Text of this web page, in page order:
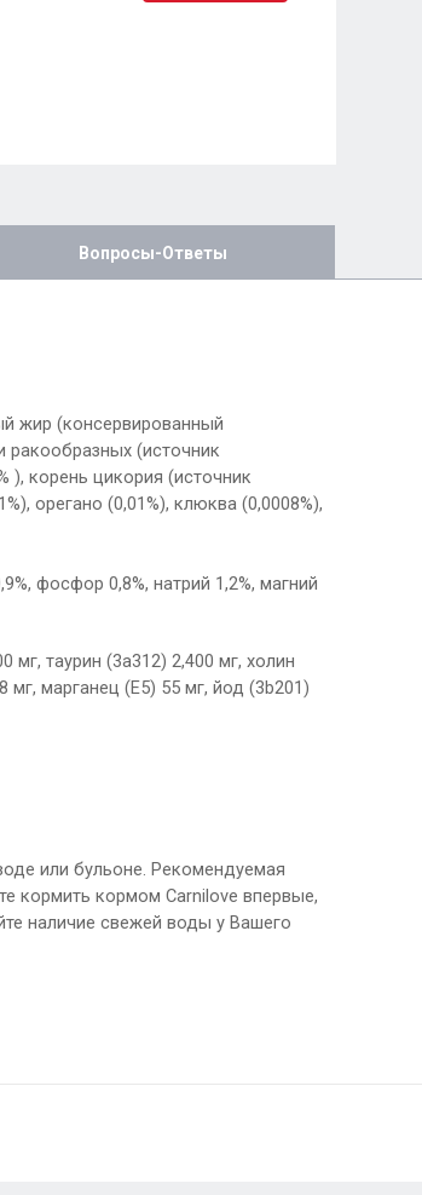
Вопросы-Ответы
жир (консервированный
ракообразных (источник
), корень цикория (источник
орегано (0,01%), клюква (0,0008%),
фосфор 0,8%, натрий 1,2%, магний
мг, таурин (3a312) 2,400 мг, холин
мг, марганец (E5) 55 мг, йод (3b201)
или бульоне. Рекомендуемая
кормить кормом Carnilove впервые,
наличие свежей воды у Вашего